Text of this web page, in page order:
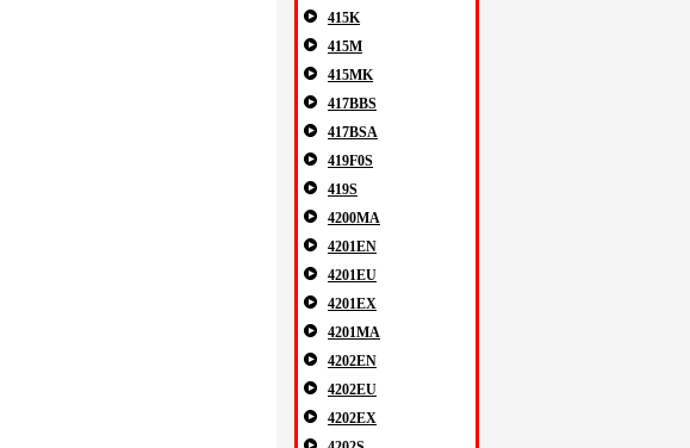
415K
415M
415MK
417BBS
417BSA
419F0S
419S
4200MA
4201EN
4201EU
4201EX
4201MA
4202EN
4202EU
4202EX